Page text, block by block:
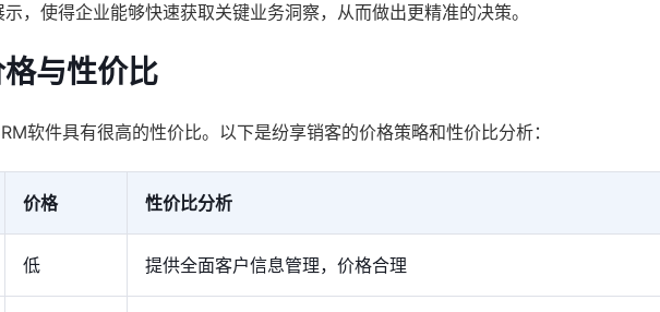
，使得企业能够快速获取关键业务洞察，从而做出更精准的决策。
与性价比
软件具有很高的性价比。以下是纷享销客的价格策略和性价比分析：
价格 性价比分析
低 提供全面客户信息管理，价格合理